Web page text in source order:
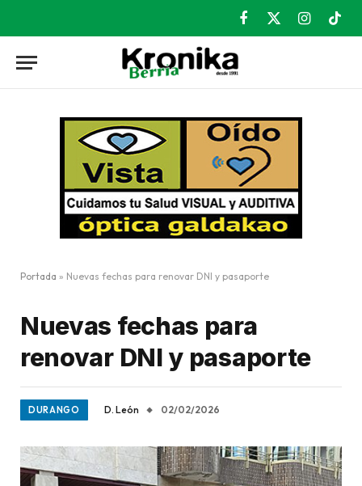
Facebook
X
Instagram
Portada » Nuevas fechas para renovar DNI y pasaporte
Nuevas fechas para
renovar DNI y pasaporte
DURANGO D. León 02/02/2026